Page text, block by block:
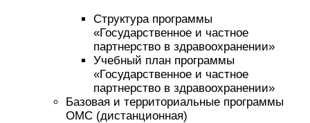
Структура программы
«Государственное и частное
партнерство в здравоохранении»
Учебный план программы
«Государственное и частное
партнерство в здравоохранении»
Базовая и территориальные программы
ОМС (дистанционная)